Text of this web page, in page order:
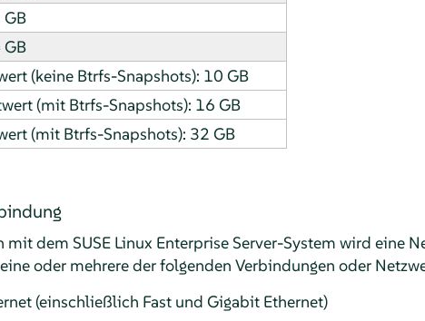
GB
GB
(keine Btrfs-Snapshots): 10 GB
(mit Btrfs-Snapshots): 16 GB
(mit Btrfs-Snapshots): 32 GB
mit dem SUSE Linux Enterprise Server-System wird eine
oder mehrere der folgenden Verbindungen oder
(einschließlich Fast und Gigabit Ethernet)